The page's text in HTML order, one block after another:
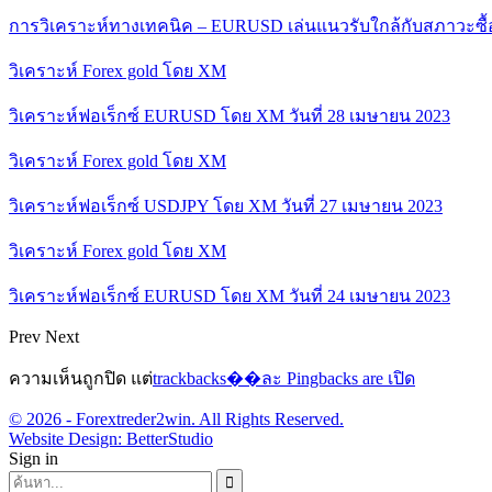
การวิเคราะห์ทางเทคนิค – EURUSD เล่นแนวรับใกล้กับสภาวะซื้
วิเคราะห์ Forex gold โดย XM
วิเคราะห์ฟอเร็กซ์ EURUSD โดย XM วันที่ 28 เมษายน 2023
วิเคราะห์ Forex gold โดย XM
วิเคราะห์ฟอเร็กซ์ USDJPY โดย XM วันที่ 27 เมษายน 2023
วิเคราะห์ Forex gold โดย XM
วิเคราะห์ฟอเร็กซ์ EURUSD โดย XM วันที่ 24 เมษายน 2023
Prev Next
ความเห็นถูกปิด แต่trackbacks��ละ Pingbacks are เปิด
© 2026 - Forextreder2win. All Rights Reserved.
Website Design: BetterStudio
Sign in